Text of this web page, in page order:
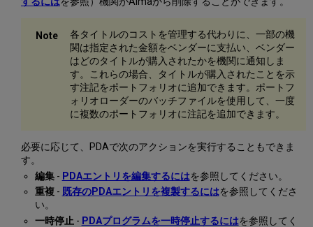
各タイトルのコストを管理する代わりに、一部の機
関は指定された金額をベンダーに支払い、ベンダー
はどのタイトルが購入されたかを機関に通知しま
す。これらの場合、タイトルが購入されたことを示
す注記をポートフォリオに追加できます。ポートフ
ォリオローダーのバッチファイルを使用して、一度
に複数のポートフォリオに注記を追加できます。
必要に応じて、PDAで次のアクションを実行することもできま
す。
編集- PDAエントリを編集するにはを参照してください。
重複- 既存のPDAエントリを複製するにはを参照してくださ
い。
一時停止 - PDAプログラムを一時停止するにはを参照してく